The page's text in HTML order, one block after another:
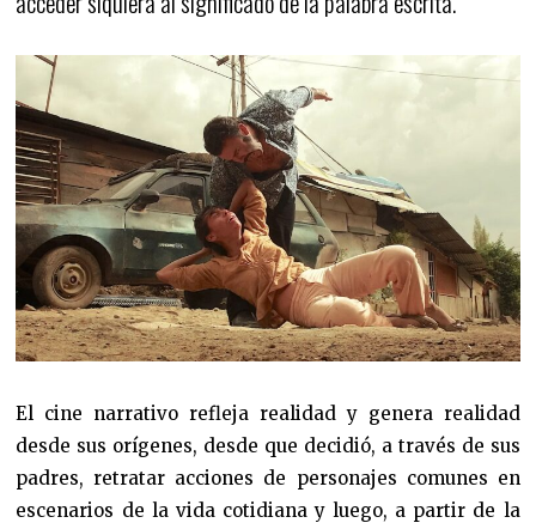
El cine narrativo refleja realidad y genera realidad
desde sus orígenes, desde que decidió, a través de sus
padres, retratar acciones de personajes comunes en
escenarios de la vida cotidiana y luego, a partir de la